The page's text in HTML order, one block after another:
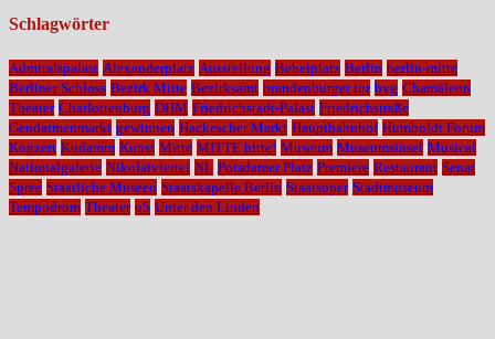
Schlagwörter
Admiralspalast Alexanderplatz Ausstellung Bebelplatz Berlin berlin-mitte
Berliner Schloss Bezirk Mitte Bezirksamt brandenburger tor bvg Chamäleon
Theater Charlottenburg DHM Friedrichstadt-Palast Friedrichstraße
Gendarmenmarkt gewinnen Hackescher Markt Hauptbahnhof Humboldt Forum
Konzert Kudamm Kunst Mitte MITTE bitte! Museum Museumsinsel Musical
Nationalgalerie Nikolaiviertel NL Potsdamer Platz Premiere Restaurant Senat
Spree Staatliche Museen Staatskapelle Berlin Staatsoper Stadtmuseum
Tempodrom Theater u5 Unter den Linden